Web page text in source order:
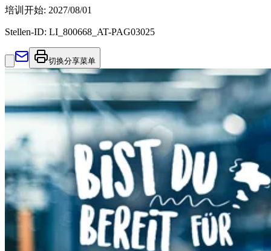
培训开始: 2027/08/01
Stellen-ID: LI_800668_AT-PAG03025
切换分享菜单